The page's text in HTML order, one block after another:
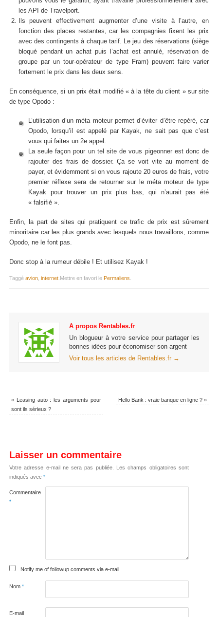
les API de Travelport.
Ils peuvent effectivement augmenter d’une visite à l’autre, en
fonction des places restantes, car les compagnies fixent les prix
avec des contingents à chaque tarif. Le jeu des réservations (siège
bloqué pendant un achat puis l’achat est annulé, réservation de
groupe par un tour-opérateur de type Fram) peuvent faire varier
fortement le prix dans les deux sens.
En conséquence, si un prix était modifié « à la tête du client » sur site
de type Opodo :
L’utilisation d’un méta moteur permet d’éviter d’être repéré, car
Opodo, lorsqu’il est appelé par Kayak, ne sait pas que c’est
vous qui faites un 2e appel.
La seule façon pour un tel site de vous pigeonner est donc de
rajouter des frais de dossier. Ça se voit vite au moment de
payer, et évidemment si on vous rajoute 20 euros de frais, votre
premier réflexe sera de retourner sur le méta moteur de type
Kayak pour trouver un prix plus bas, qui n’aurait pas été
« falsifié ».
Enfin, la part de sites qui pratiquent ce trafic de prix est sûrement
minoritaire car les plus grands avec lesquels nous travaillons, comme
Opodo, ne le font pas.
Donc stop à la rumeur débile ! Et utilisez Kayak !
Taggé avion, internet. Mettre en favori le Permaliens
A propos Rentables.fr
Un blogueur à votre service pour partager les
bonnes idées pour économiser son argent
Voir tous les articles de Rentables.fr →
«Leasing auto : les arguments pour
sont ils sérieux ?
Hello Bank : vraie banque en ligne ?»
Laisser un commentaire
Votre adresse e-mail ne sera pas publiée.
Les champs obligatoires sont
indiqués avec *
Commentaire
*
Notify me of followup comments via e-mail
Nom *
E-mail